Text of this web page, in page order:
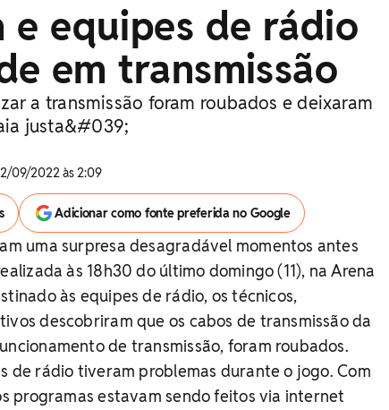
e equipes de rádio
em transmissão
a transmissão foram roubados e deixaram
justa&#039;
09/2022 às 2:09
Adicionar como fonte preferida no Google
uma surpresa desagradável momentos antes
às 18h30 do último domingo (11), na Arena
às equipes de rádio, os técnicos,
descobriram que os cabos de transmissão da
de transmissão, foram roubados.
de rádio tiveram problemas durante o jogo. Com
programas estavam sendo feitos via internet